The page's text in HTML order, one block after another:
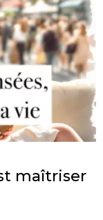
maîtriser